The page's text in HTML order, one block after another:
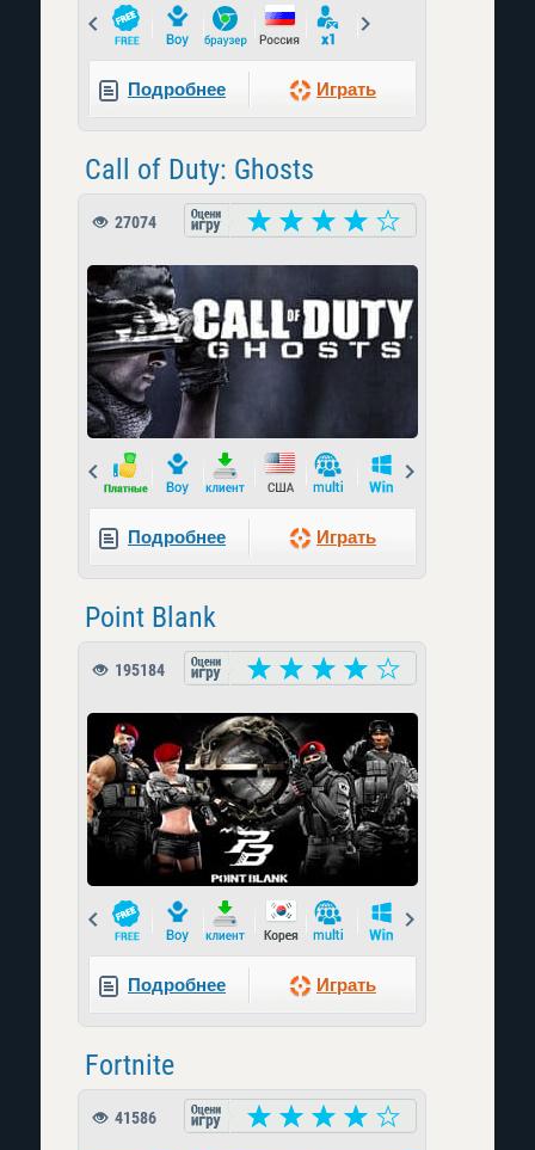
Prev
Подробнее Играть
Call of Duty: Ghosts
27074
Prev
Подробнее Играть
Point Blank
195184
Prev
Подробнее Играть
Fortnite
41586